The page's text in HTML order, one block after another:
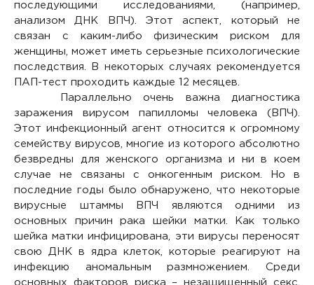
последующими исследованиями, (например,
анализом ДНК ВПЧ). Этот аспект, который не
связан с каким-либо физическим риском для
женщины, может иметь серьезные психологические
последствия. В некоторых случаях рекомендуется
ПАП-тест проходить каждые 12 месяцев.
Параллельно очень важна диагностика
заражения вирусом папилломы человека (ВПЧ).
Этот инфекционный агент относится к огромному
семейству вирусов, многие из которого абсолютно
безвредны для женского организма и ни в коем
случае не связаны с онкогенным риском. Но в
последние годы было обнаружено, что некоторые
вирусные штаммы ВПЧ являются одними из
основных причин рака шейки матки. Как только
шейка матки инфицирована, эти вирусы переносят
свою ДНК в ядра клеток, которые реагируют на
инфекцию аномальным размножением. Среди
основных факторов риска – незащищенный секс,